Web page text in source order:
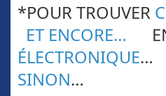
*POUR TROUVER
ET ENCORE…
ÉLECTRONIQUE…
SINON…